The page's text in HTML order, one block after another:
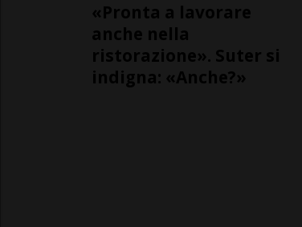
«Pronta a lavorare
anche nella
ristorazione». Suter si
indigna: «Anche?»